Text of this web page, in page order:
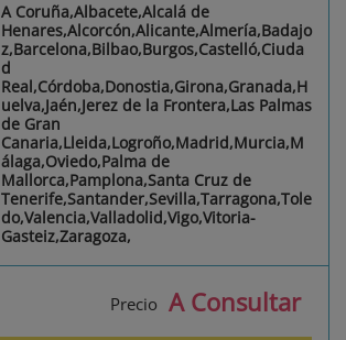
A Coruña,Albacete,Alcalá de
Henares,Alcorcón,Alicante,Almería,Badajo
z,Barcelona,Bilbao,Burgos,Castelló,Ciuda
d
Real,Córdoba,Donostia,Girona,Granada,H
uelva,Jaén,Jerez de la Frontera,Las Palmas
de Gran
Canaria,Lleida,Logroño,Madrid,Murcia,M
álaga,Oviedo,Palma de
Mallorca,Pamplona,Santa Cruz de
Tenerife,Santander,Sevilla,Tarragona,Tole
do,Valencia,Valladolid,Vigo,Vitoria-
Gasteiz,Zaragoza,
Precio A Consultar